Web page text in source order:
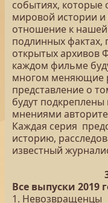
событиях, которые
мировой истории
отношение к
подлинных фактах,
открытых архивов
каждом фильме
многом меняющие
представление о
будут
мнениями
Каждая серия
историю,
известный
Все выпуски 2019
1. Невозвращенцы